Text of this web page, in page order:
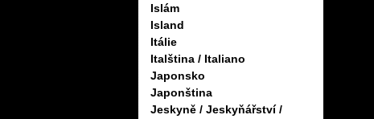
Islám
Island
Itálie
Italština / Italiano
Japonsko
Japonština
Jeskyně / Jeskyňářství /